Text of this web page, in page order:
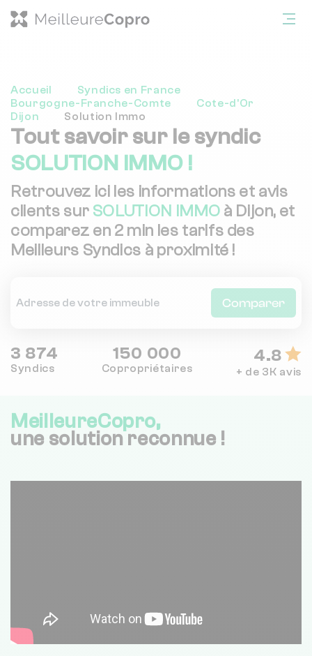
Accueil
Syndics en France
Bourgogne-Franche-Comte
Cote-d'Or
Dijon
Solution Immo
Tout savoir sur le syndic
SOLUTION IMMO !
Retrouvez ici les informations et avis
clients sur SOLUTION IMMO à Dijon, et
comparez en 2 min les tarifs des
Meilleurs Syndics à proximité !
Comparer
3 874
Syndics
150 000
Copropriétaires
4.8
+ de 3K avis
MeilleureCopro,
une solution reconnue !